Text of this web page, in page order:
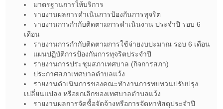
มาตรฐานการให้บริการ
รายงานผลการดำเนินการป้องกันการทุจริต
รายงานการกำกับติดตามการดำเนินงาน ประจำปี รอบ 6
เดือน
รายงานการกำกับติดตามการใช้จ่ายงบปะมาณ รอบ 6 เดือน
แผนปฏิบัติการป้องกันการทุจริตประจำปี
รายงานการประชุมสภาเทศบาล (กิจการสภา)
ประกาศสภาเทศบาลตำบลแว้ง
รายงานดำเนินการของคณะทำงานการทบทวนปรับปรุง
เปลี่ยนแปลง หรือยกเลิกของเทศบาลตำบลแว้ง
รายงานผลการจัดซื้อจัดจ้างหรือการจัดหาพัสดุประจำปี